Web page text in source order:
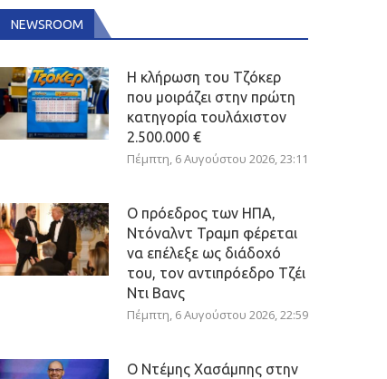
NEWSROOM
Η κλήρωση του Τζόκερ
που μοιράζει στην πρώτη
κατηγορία τουλάχιστον
2.500.000 €
Πέμπτη, 6 Αυγούστου 2026, 23:11
Ο πρόεδρος των ΗΠΑ,
Ντόναλντ Τραμπ φέρεται
να επέλεξε ως διάδοχό
του, τον αντιπρόεδρο Τζέι
Ντι Βανς
Πέμπτη, 6 Αυγούστου 2026, 22:59
Ο Ντέμης Χασάμπης στην